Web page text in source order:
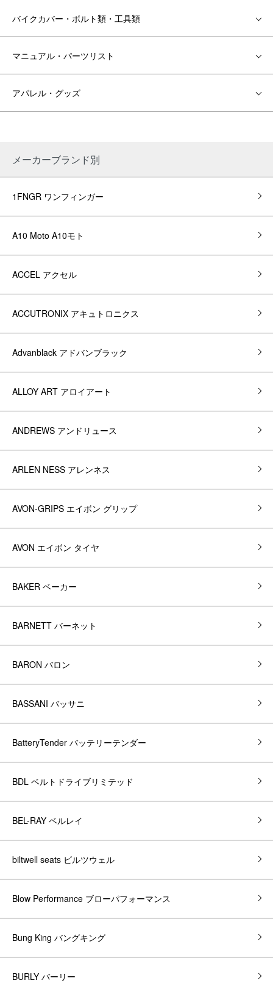
バイクカバー・ボルト類・工具類
マニュアル・パーツリスト
アパレル・グッズ
メーカーブランド別
1FNGR ワンフィンガー
A10 Moto A10モト
ACCEL アクセル
ACCUTRONIX アキュトロニクス
Advanblack アドバンブラック
ALLOY ART アロイアート
ANDREWS アンドリュース
ARLEN NESS アレンネス
AVON-GRIPS エイボン グリップ
AVON エイボン タイヤ
BAKER ベーカー
BARNETT バーネット
BARON バロン
BASSANI バッサニ
BatteryTender バッテリーテンダー
BDL ベルトドライブリミテッド
BEL-RAY ベルレイ
biltwell seats ビルツウェル
Blow Performance ブローパフォーマンス
Bung King バングキング
BURLY バーリー